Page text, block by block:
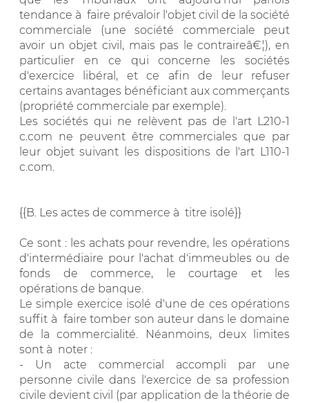
tendance à faire prévaloir l'objet civil de la société
commerciale (une société commerciale peut
avoir un objet civil, mais pas le contraireâ€¦), en
particulier en ce qui concerne les sociétés
d'exercice libéral, et ce afin de leur refuser
certains avantages bénéficiant aux commerçants
(propriété commerciale par exemple).
Les sociétés qui ne relèvent pas de l'art L210-1
c.com ne peuvent être commerciales que par
leur objet suivant les dispositions de l'art L110-1
c.com.
{{B. Les actes de commerce à titre isolé}}
Ce sont : les achats pour revendre, les opérations
d'intermédiaire pour l'achat d'immeubles ou de
fonds de commerce, le courtage et les
opérations de banque.
Le simple exercice isolé d'une de ces opérations
suffit à faire tomber son auteur dans le domaine
de la commercialité. Néanmoins, deux limites
sont à noter :
- Un acte commercial accompli par une
personne civile dans l'exercice de sa profession
civile devient civil (par application de la théorie de